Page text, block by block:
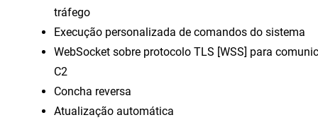
tráfego
Execução personalizada de comandos do sistema
WebSocket sobre protocolo TLS [WSS] para
C2
Concha reversa
Atualização automática